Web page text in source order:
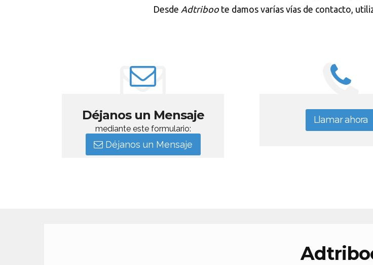
Desde Adtriboote damos varías vías de contacto,
Déjanos un Mensaje
mediante este formulario:
Déjanos un Mensaje
Llamar ahora